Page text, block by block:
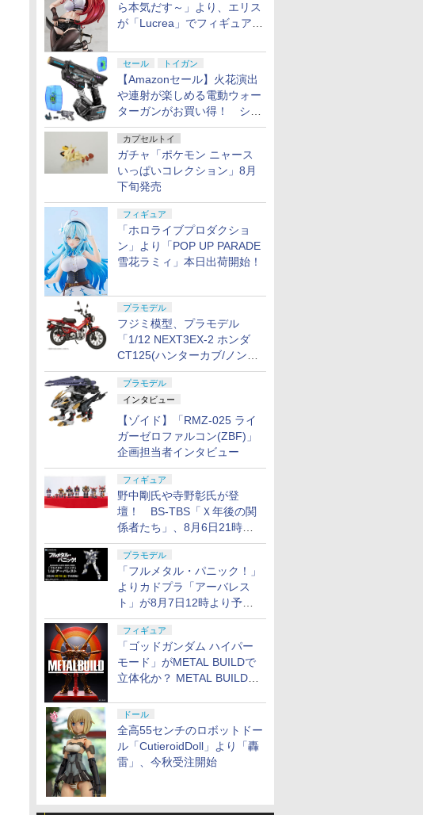
ら本気だす～」より、エリス
が「Lucrea」でフィギュア
セール トイガン
【Amazonセール】火花演出
や連射が楽しめる電動ウォー
ターガンがお買い得！ シー
ルド付きセットや、2丁セッ
トが登場
カプセルトイ
ガチャ「ポケモン ニャース
いっぱいコレクション」8月
下旬発売
フィギュア
「ホロライブプロダクショ
ン」より「POP UP PARADE
雪花ラミィ」本日出荷開始！
プラモデル
フジミ模型、プラモデル
「1/12 NEXT3EX-2 ホンダ
CT125(ハンターカブ/ノンカ
ラー) 特別仕様(オプションパ
ーツ付き)」本日出荷開始！
プラモデル
インタビュー
【ゾイド】「RMZ-025 ライ
ガーゼロファルコン(ZBF)」
企画担当者インタビュー
フィギュア
野中剛氏や寺野彰氏が登
壇！ BS-TBS「Ｘ年後の関
係者たち」、8月6日21時放
送分のテーマは「超合金」！
プラモデル
「フルメタル・パニック！」
よりカドプラ「アーバレス
ト」が8月7日12時より予約
開始
フィギュア
「ゴッドガンダム ハイパー
モード」がMETAL BUILDで
立体化か？ METAL BUILD新
ドール
全高55センチのロボットドー
ル「CutieroidDoll」より「轟
雷」、今秋受注開始